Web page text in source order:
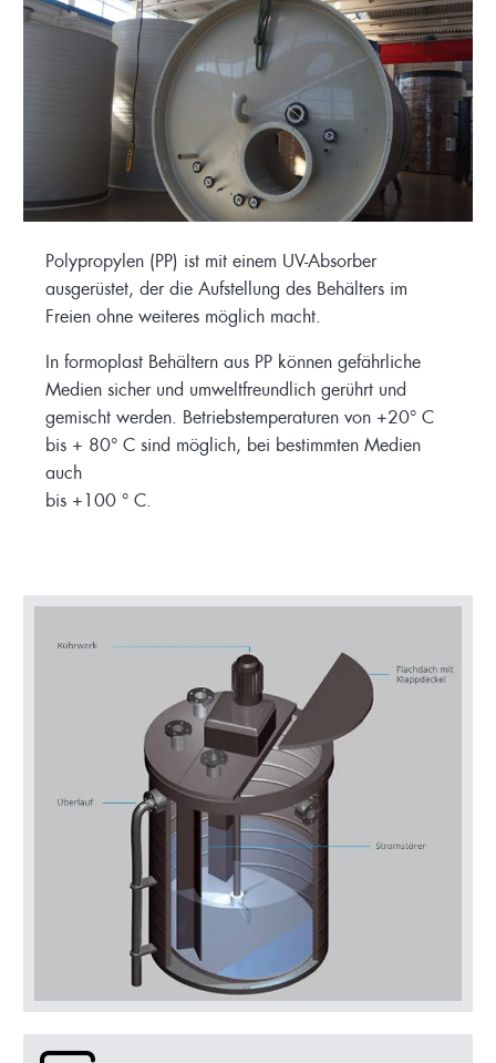
Polypropylen (PP) ist mit einem UV-Absorber
ausgerüstet, der die Aufstellung des Behälters im
Freien ohne weiteres möglich macht.
In formoplast Behältern aus PP können gefährliche
Medien sicher und umweltfreundlich gerührt und
gemischt werden. Betriebstemperaturen von +20° C
bis + 80° C sind möglich, bei bestimmten Medien
auch
bis +100 ° C.